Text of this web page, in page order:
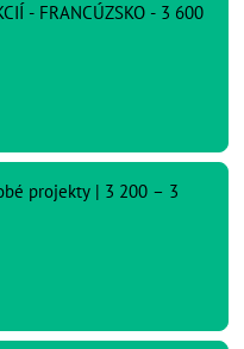
- FRANCÚZSKO - 3 600
projekty | 3 200 – 3